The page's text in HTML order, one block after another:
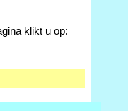
klikt u op: